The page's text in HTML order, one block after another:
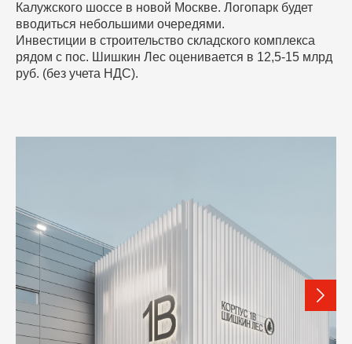
Калужского шоссе в новой Москве. Логопарк будет
вводиться небольшими очередями.
Инвестиции в строительство складского комплекса
рядом с пос. Шишкин Лес оценивается в 12,5-15 млрд
руб. (без учета НДС).